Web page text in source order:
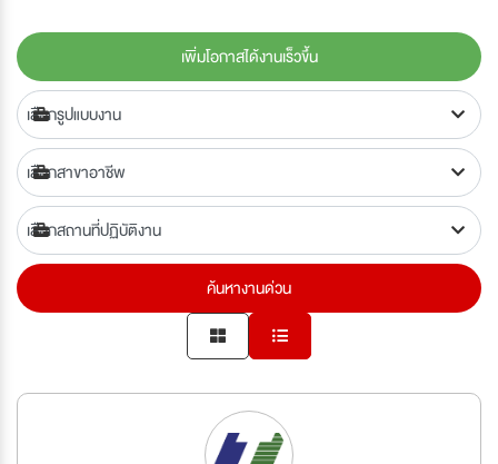
เพิ่มโอกาสได้งานเร็วขึ้น
ค้นหางานด่วน